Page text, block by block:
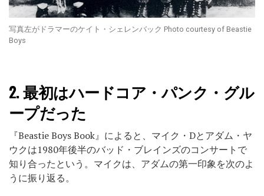
写真左がドラマーのケイト・シェレンバック Photo courtesy of Beastie
Boys
2.最初はハードコア・パンク・グル
ープだった
『Beastie Boys Book』によると、マイク・Dとアダム・ヤ
ウクは1980年後半のバッド・ブレインズのコンサートで
知り合ったという。マイクは、アダムの第一印象を次のよ
うに振り返る。